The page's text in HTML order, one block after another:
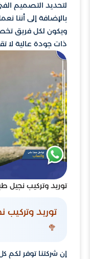
لتحديد التصميم
بالإضافة إلى أننا
ويكون لكل فريق
ذات جودة عالية لا
توريد وتركيب نجيل
توريد وتركيب
🥦
إن شركتنا توفر